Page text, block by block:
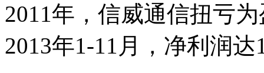
2011年，信威通信扭亏
2013年1-11月，净利润